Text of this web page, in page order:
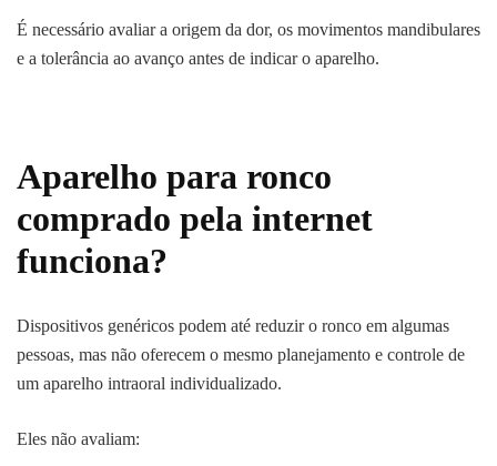
É necessário avaliar a origem da dor, os movimentos mandibulares
e a tolerância ao avanço antes de indicar o aparelho.
Aparelho para ronco
comprado pela internet
funciona?
Dispositivos genéricos podem até reduzir o ronco em algumas
pessoas, mas não oferecem o mesmo planejamento e controle de
um aparelho intraoral individualizado.
Eles não avaliam: